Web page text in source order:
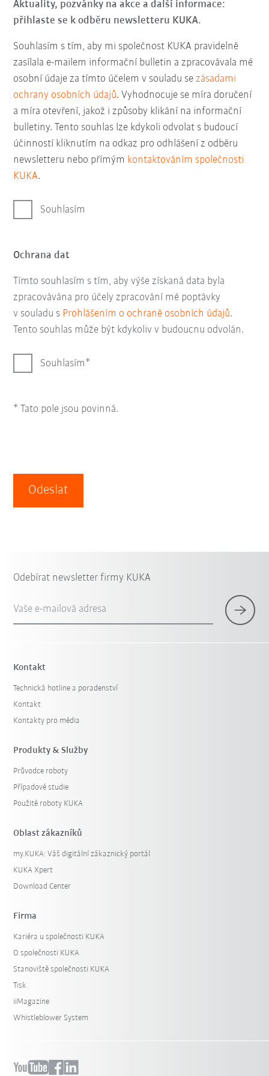
Aktuality, pozvánky na akce a další informace:
přihlaste se k odběru newsletteru KUKA.
Souhlasím s tím, aby mi společnost KUKA pravidelně
zasílala e-mailem informační bulletin a zpracovávala mé
osobní údaje za tímto účelem v souladu sezásadami
ochrany osobních údajů. Vyhodnocuje se míra doručení
a míra otevření, jakož i způsoby klikání na informační
bulletiny. Tento souhlas lze kdykoli odvolat s budoucí
účinností kliknutím na odkaz pro odhlášení z odběru
newsletteru nebo přímým kontaktováním společnosti
KUKA.
Souhlasím
Ochrana dat
Tímto souhlasím s tím, aby výše získaná data byla
zpracovávána pro účely zpracování mé poptávky
v souladu s Prohlášením o ochraně osobních údajů.
Tento souhlas může být kdykoliv v budoucnu odvolán.
Souhlasím
* Tato pole jsou povinná.
Odeslat
Odebírat newsletter firmy KUKA
Vaše e-mailová adresa
Kontakt
Technická hotline a poradenství
Kontakt
Kontakty pro média
Produkty & Služby
Průvodce roboty
Případové studie
Použité roboty KUKA
Oblast zákazníků
my.KUKA: Váš digitální zákaznický portál
KUKA Xpert
Download Center
Firma
Kariéra u společnosti KUKA
O společnosti KUKA
Stanoviště společnosti KUKA
Tisk
iiMagazine
Whistleblower System